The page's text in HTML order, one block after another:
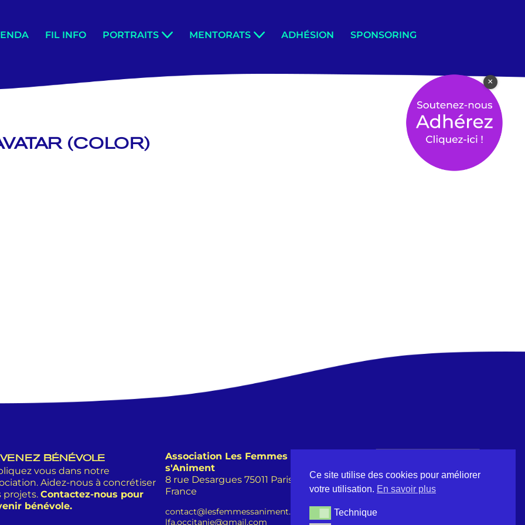
FIL INFO PORTRAITS MENTORATS ADHÉSION SPONSORING
(COLOR)
BÉNÉVOLE
vous dans notre
Aidez-nous à concrétiser
projets. Contactez-nous pour
bénévole.
Association Les Femmes
s'Animent
8 rue Desargues 75011 Paris -
France
contact@lesfemmessaniment.fr
lfa.occitanie@gmail.com
×
Ce site utilise des cookies pour améliorer
votre utilisation. En savoir plus
TechniqueTechnique